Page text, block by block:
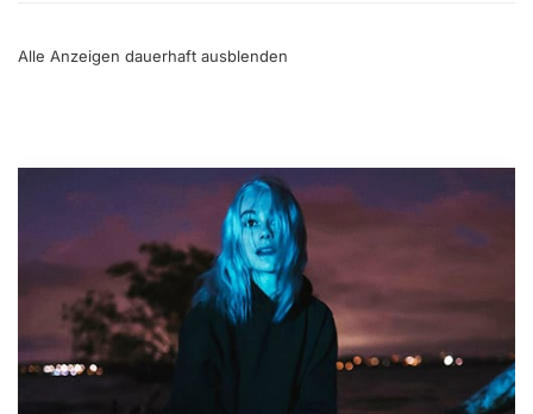
Alle Anzeigen dauerhaft ausblenden